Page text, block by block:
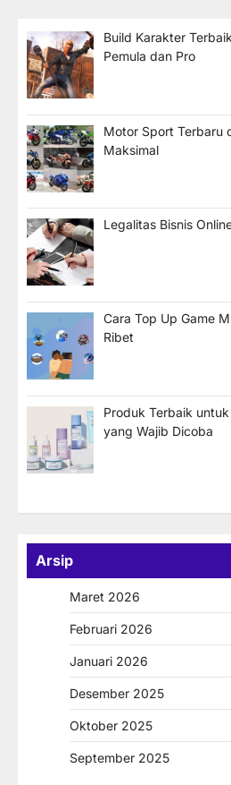
Build Karakter
Pemula dan Pro
Motor Sport Terbaru
Maksimal
Legalitas Bisnis
Cara Top Up Game
Ribet
Produk Terbaik
yang Wajib Dicoba
Arsip
Maret 2026
Februari 2026
Januari 2026
Desember 2025
Oktober 2025
September 2025